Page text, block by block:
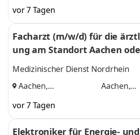
vor 7 Tagen
Facharzt (m/w/d) für die
ung am Standort Aachen
bach
Medizinischer Dienst Nordrhein
Aachen,
und
Aachen,
vor 7 Tagen
Elektroniker für Energie-